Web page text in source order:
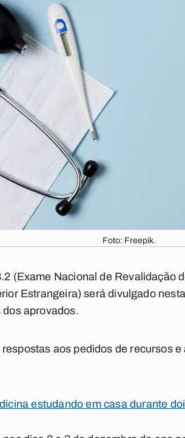
Foto: Freepik.
(Exame Nacional de Revalidação
Estrangeira) será divulgado
aprovados.
aos pedidos de recursos
estudando em casa durante